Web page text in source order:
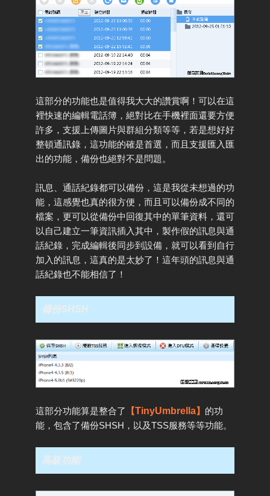
這部分的功能也是值得我大大的讚賞啊！可以在這
裡快速的編輯電話簿，絕對比在手機裡面還要方便
許多，支援上傳圖片與群組分類等等，若是想好好
整頓通訊錄，這功能的確是首選，而且支援匯入匯
出的功能，備份也絕對不是問題。
訊息、通話紀錄都可以備份，這是我從未想過的功
能，這感覺也真的很方便，而且可以備份成不同的
檔案，更可以從備份中回復其中的單筆資料，還可
以自己建立一筆資訊插入其中，製作假的訊息與通
話紀錄，完成編輯後同步到設備，就可以看到自行
加入的訊息，這真的是太妙了！這年頭的訊息與通
話紀錄也不能相信了！
備份SHSH
這部分功能算是整合了 【TinyUmbrella】 的功
能，包含了備份SHSH，以及TSS服務等等功能。
高級功能